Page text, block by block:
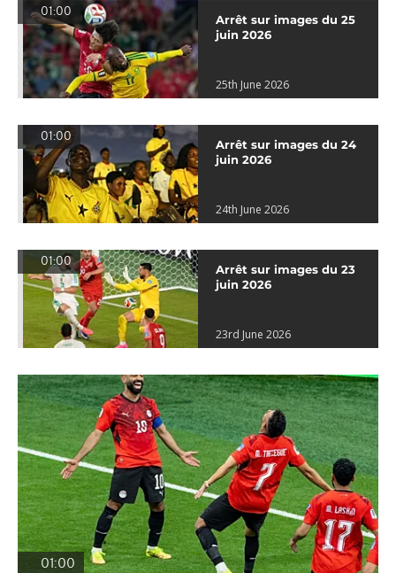
01:00
Arrêt sur images du 25
juin 2026
25th June 2026
01:00
Arrêt sur images du 24
juin 2026
24th June 2026
01:00
Arrêt sur images du 23
juin 2026
23rd June 2026
01:00